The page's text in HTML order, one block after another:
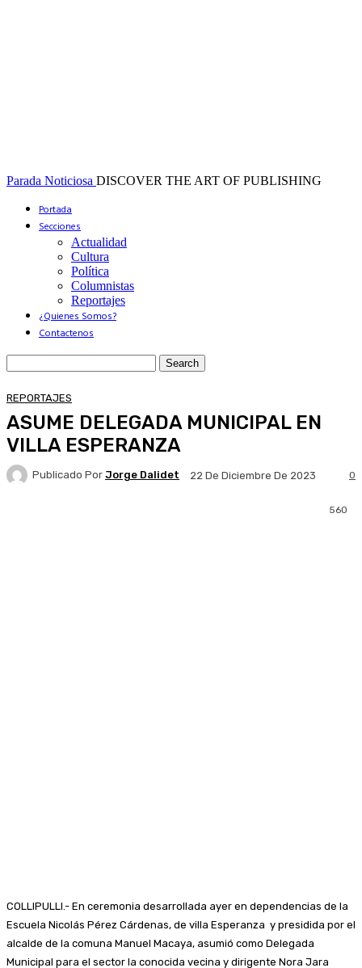
Parada Noticiosa DISCOVER THE ART OF PUBLISHING
Portada
Secciones
Actualidad
Cultura
Política
Columnistas
Reportajes
¿Quienes Somos?
Contactenos
REPORTAJES
ASUME DELEGADA MUNICIPAL EN
VILLA ESPERANZA
Publicado Por Jorge Dalidet 22 De Diciembre De 2023 0
560
COLLIPULLI.- En ceremonia desarrollada ayer en dependencias de la
Escuela Nicolás Pérez Cárdenas, de villa Esperanza y presidida por el
alcalde de la comuna Manuel Macaya, asumió como Delegada
Municipal para el sector la conocida vecina y dirigente Nora Jara